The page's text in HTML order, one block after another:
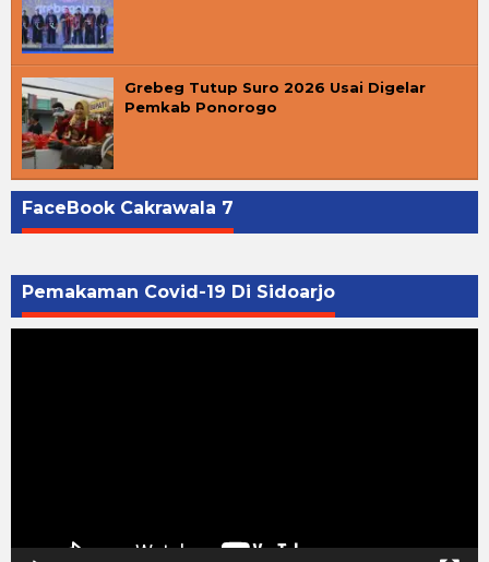
Grebeg Tutup Suro 2026 Usai Digelar
Pemkab Ponorogo
FaceBook Cakrawala 7
Pemakaman Covid-19 Di Sidoarjo